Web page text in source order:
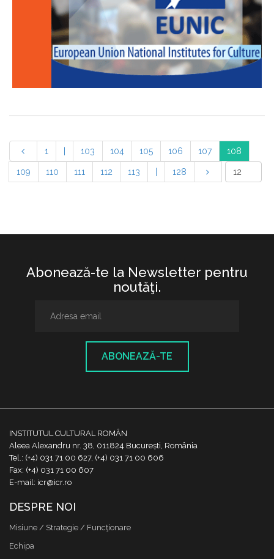
1 103 104 105 106 107 108
109 110 111 112 113 128
Abonează-te la Newsletter pentru
noutăţi.
ABONEAZĂ-TE
INSTITUTUL CULTURAL ROMÂN
Aleea Alexandru nr. 38, 011824 București, România
Tel.: (+4) 031 71 00 627, (+4) 031 71 00 606
Fax: (+4) 031 71 00 607
E-mail: icr@icr.ro
DESPRE NOI
Misiune / Strategie / Funcţionare
Echipa